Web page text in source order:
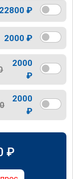
22800 ₽
2000 ₽
2000
₽
2000
₽
₽